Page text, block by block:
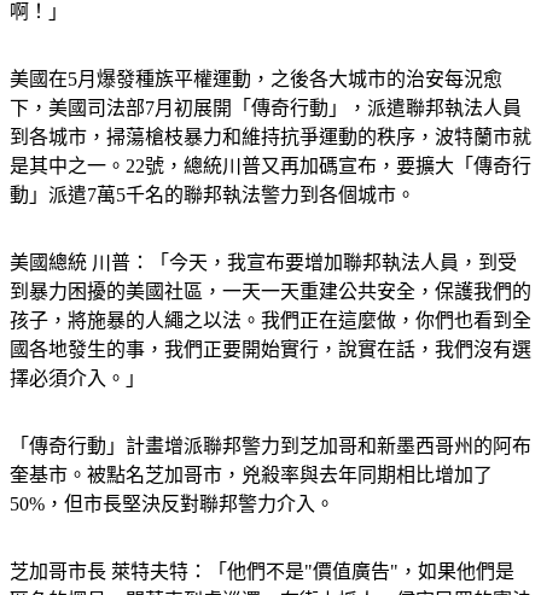
啊！」
美國在5月爆發種族平權運動，之後各大城市的治安每況愈
下，美國司法部7月初展開「傳奇行動」，派遣聯邦執法人員
到各城市，掃蕩槍枝暴力和維持抗爭運動的秩序，波特蘭市就
是其中之一。22號，總統川普又再加碼宣布，要擴大「傳奇行
動」派遣7萬5千名的聯邦執法警力到各個城市。
美國總統 川普：「今天，我宣布要增加聯邦執法人員，到受
到暴力困擾的美國社區，一天一天重建公共安全，保護我們的
孩子，將施暴的人繩之以法。我們正在這麼做，你們也看到全
國各地發生的事，我們正要開始實行，說實在話，我們沒有選
擇必須介入。」
「傳奇行動」計畫增派聯邦警力到芝加哥和新墨西哥州的阿布
奎基市。被點名芝加哥市，兇殺率與去年同期相比增加了
50%，但市長堅決反對聯邦警力介入。
芝加哥市長 萊特夫特：「他們不是"價值廣告"，如果他們是